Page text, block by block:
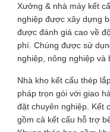
Các vụ án
Blog
Yêu cầu báo giá
Xưởng & nhà máy kết
nghiệp được xây dựng
được đánh giá cao về
phí. Chúng được sử
nghiệp, nông nghiệp và
Nhà kho kết cấu thép
pháp trọn gói với giao
đặt chuyên nghiệp. Kết
gồm cả kết cấu hỗ trợ